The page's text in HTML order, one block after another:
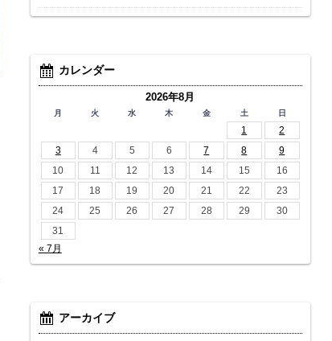
カレンダー
2026年8月
月 火 水 木 金 土 日
1
2
3
4 5 6 7 8
9
10
11 12 13 14 15
16
17
18 19 20 21 22
23
24
25 26 27 28 29
30
31
« 7月
アーカイブ